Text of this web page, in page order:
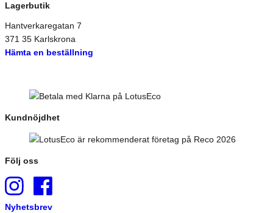
Lagerbutik
Hantverkaregatan 7
371 35 Karlskrona
Hämta en beställning
Kundnöjdhet
Följ oss
Nyhetsbrev